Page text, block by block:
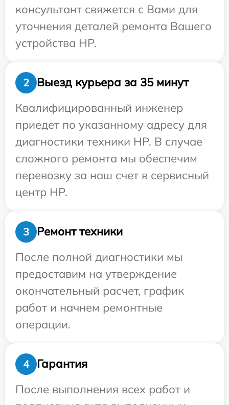
консультант свяжется с Вами для
уточнения деталей ремонта Вашего
устройства HP.
2
Выезд курьера за 35 минут
Квалифицированный инженер
приедет по указанному адресу для
диагностики техники HP. В случае
сложного ремонта мы обеспечим
перевозку за наш счет в сервисный
центр HP.
3
Ремонт техники
После полной диагностики мы
предоставим на утверждение
окончательный расчет, график
работ и начнем ремонтные
операции.
4
Гарантия
После выполнения всех работ и